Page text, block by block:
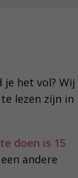
het vol? Wij
lezen zijn in
doen is 15
andere